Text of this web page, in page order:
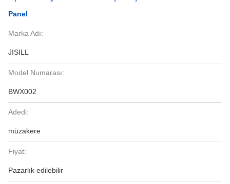
Panel
Marka Adı:
JISILL
Model Numarası:
BWX002
Adedi:
müzakere
Fiyat:
Pazarlık edilebilir